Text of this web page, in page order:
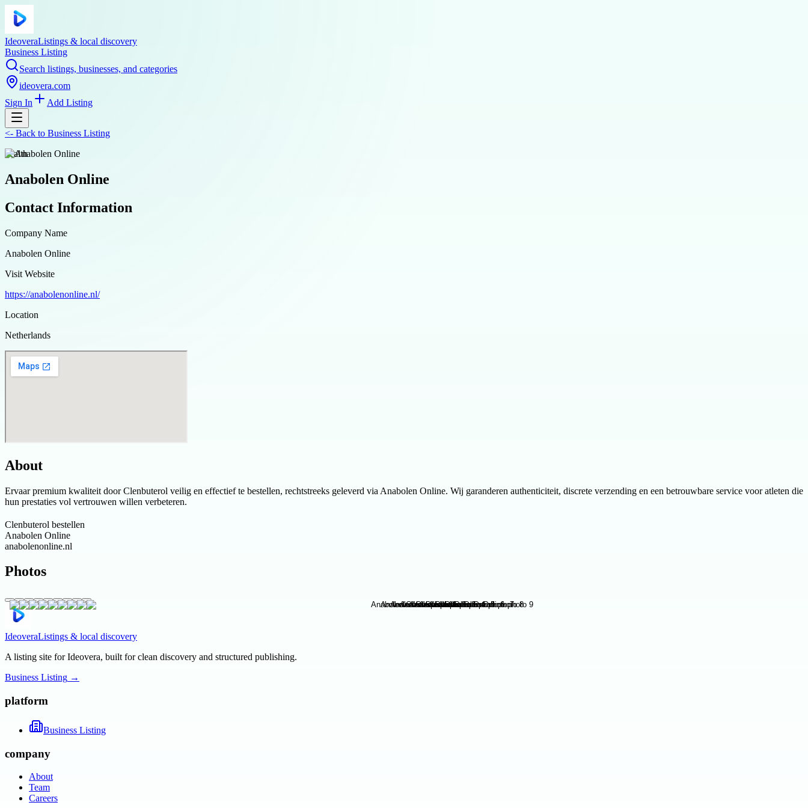
IdeoveraListings & local discovery
Business Listing
Search listings, businesses, and categories
ideovera.com
Sign In
Add Listing
<- Back to Business Listing
health
Anabolen Online
Contact Information
Company Name
Anabolen Online
Visit Website
https://anabolenonline.nl/
Location
Netherlands
About
Ervaar premium kwaliteit door Clenbuterol veilig en effectief te bestellen, rechtstreeks geleverd via Anabolen Online. Wij garanderen authenticiteit, discrete verzending en een betrouwbare service voor atleten die
hun prestaties vol vertrouwen willen verbeteren.
Clenbuterol bestellen
Anabolen Online
anabolenonline.nl
Photos
IdeoveraListings & local discovery
A listing site for Ideovera, built for clean discovery and structured publishing.
Business Listing →
platform
Business Listing
company
About
Team
Careers